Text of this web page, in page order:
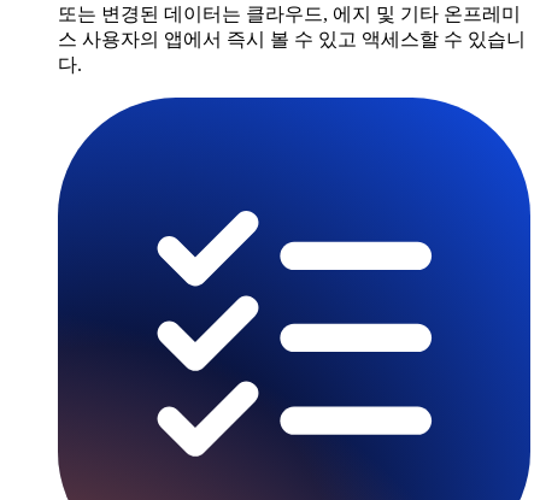
또는 변경된 데이터는 클라우드, 에지 및 기타 온프레미
스 사용자의 앱에서 즉시 볼 수 있고 액세스할 수 있습니
다.